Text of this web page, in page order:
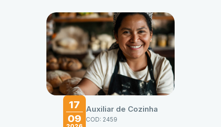
17
09
Auxiliar de Cozinha
COD: 2459